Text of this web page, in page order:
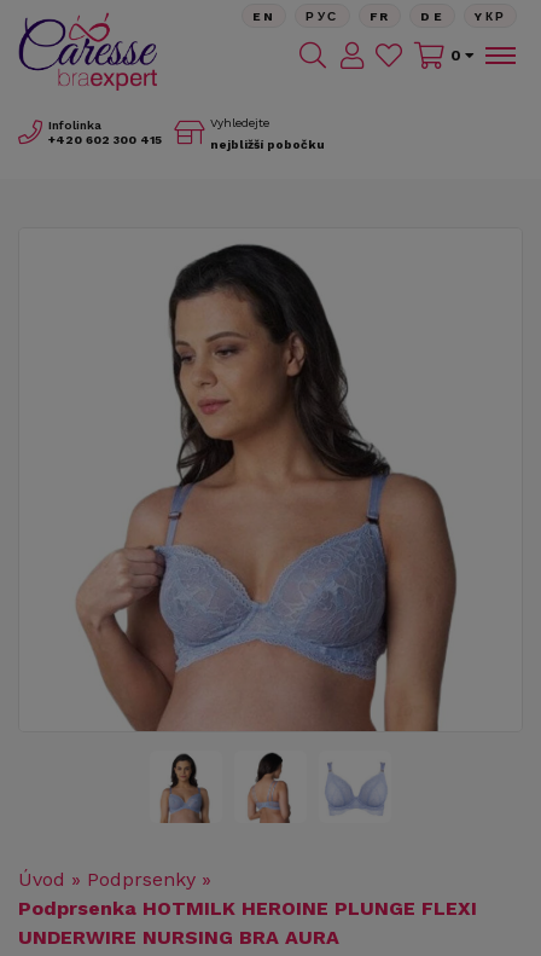
Infolinka
+420 602 300 415
Vyhledejte
nejbližší pobočku
EN РУС FR DE YКР
0
Úvod » Podprsenky »
Podprsenka HOTMILK HEROINE PLUNGE FLEXI
UNDERWIRE NURSING BRA AURA